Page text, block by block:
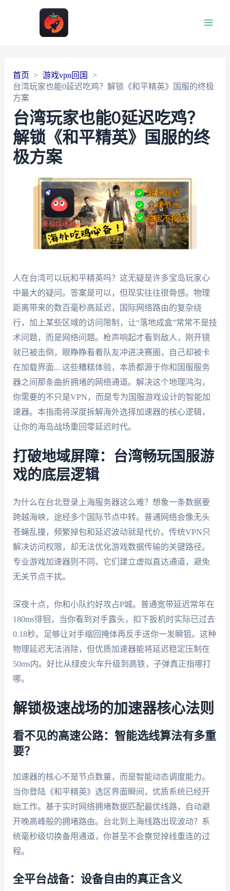
首页
游戏vpn回国
台湾玩家也能0延迟吃鸡？解锁《和平精英》国服的终极
方案
台湾玩家也能0延迟吃鸡？
解锁《和平精英》国服的终
极方案
人在台湾可以玩和平精英吗？这无疑是许多宝岛玩家心
中最大的疑问。答案是可以，但现实往往很骨感。物理
距离带来的数百毫秒高延迟，国际网络路由的复杂绕
行，加上某些区域的访问限制，让“落地成盒”常常不是技
术问题，而是网络问题。枪声响起才看到敌人，刚开镜
就已被击倒，眼睁睁看着队友冲进决赛圈，自己却被卡
在加载界面... 这些糟糕体验，本质都源于你和国服服务
器之间那条曲折拥堵的网络通道。解决这个地理鸿沟，
你需要的不只是VPN，而是专为国服游戏设计的智能加
速器。本指南将深度拆解海外选择加速器的核心逻辑，
让你的海岛战场重回零延迟时代。
打破地域屏障：台湾畅玩国服游
戏的底层逻辑
为什么在台北登录上海服务器这么难？想象一条数据要
跨越海峡，途经多个国际节点中转。普通网络会像无头
苍蝇乱撞，频繁掉包和延迟波动就是代价。传统VPN只
解决访问权限，却无法优化游戏数据传输的关键路径。
专业游戏加速器则不同，它们建立虚拟直达通道，避免
无关节点干扰。
深夜十点，你和小队约好攻占P城。普通宽带延迟常年在
180ms徘徊，当你看到对手露头，扣下扳机时实际已过去
0.18秒。足够让对手缩回掩体再反手送你一发瞬狙。这种
物理延迟无法消除，但优质加速器能将延迟稳定压制在
50ms内。好比从绿皮火车升级到高铁，子弹真正指哪打
哪。
解锁极速战场的加速器核心法则
看不见的高速公路：智能选线算法有多重
要？
加速器的核心不是节点数量，而是智能动态调度能力。
当你登陆《和平精英》选区界面瞬间，优质系统已经开
始工作。基于实时网络拥堵数据匹配最优线路，自动避
开晚高峰般的拥堵路由。台北到上海线路出现波动？系
统毫秒级切换备用通道，你甚至不会察觉掉线重连的过
程。
全平台战备：设备自由的真正含义